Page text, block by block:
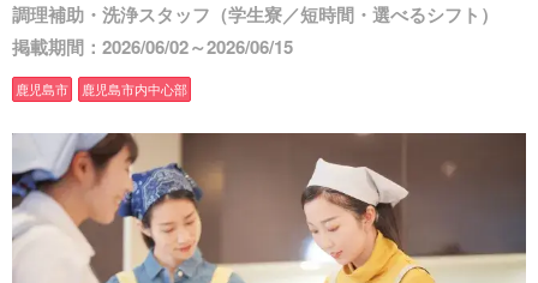
調理補助・洗浄スタッフ（学生寮／短時間・選べるシフト）
掲載期間：2026/06/02～2026/06/15
鹿児島市 鹿児島市内中心部